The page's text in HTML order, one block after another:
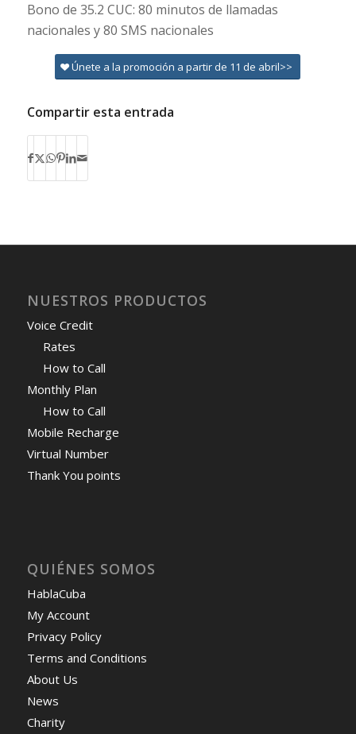
Bono de 35.2 CUC: 80 minutos de llamadas
nacionales y 80 SMS nacionales
Únete a la promoción a partir de 11 de abril>>
Compartir esta entrada
NUESTROS PRODUCTOS
Voice Credit
Rates
How to Call
Monthly Plan
How to Call
Mobile Recharge
Virtual Number
Thank You points
QUIÉNES SOMOS
HablaCuba
My Account
Privacy Policy
Terms and Conditions
About Us
News
Charity